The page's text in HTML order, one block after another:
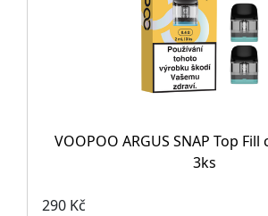
VOOPOO ARGUS SNAP Top
3ks
290 Kč